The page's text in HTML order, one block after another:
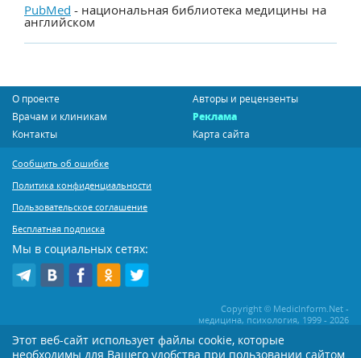
PubMed - национальная библиотека медицины на
английском
О проекте
Авторы и рецензенты
Врачам и клиникам
Реклама
Контакты
Карта сайта
Сообщить об ошибке
Политика конфиденциальности
Пользовательское соглашение
Бесплатная подписка
Мы в социальных сетях:
Copyright © MedicInform.Net -
медицина, психология, 1999 - 2026
Копирование или иное распространение статей нашего сайта строго
Этот веб-сайт использует файлы cookie, которые
необходимы для Вашего удобства при пользовании сайтом